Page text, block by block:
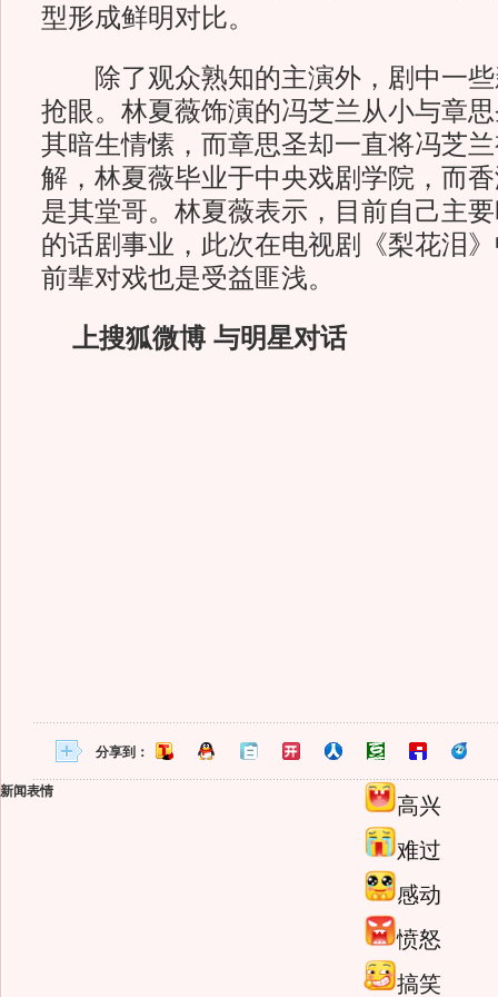
型形成鲜明对比。
除了观众熟知的主演外，剧中一些
抢眼。林夏薇饰演的冯芝兰从小与章
其暗生情愫，而章思圣却一直将冯芝
解，林夏薇毕业于中央戏剧学院，而
是其堂哥。林夏薇表示，目前自己主
的话剧事业，此次在电视剧《梨花泪
前辈对戏也是受益匪浅。
上搜狐微博 与明星对话
分享到：
新闻表情
高兴
难过
感动
愤怒
搞笑